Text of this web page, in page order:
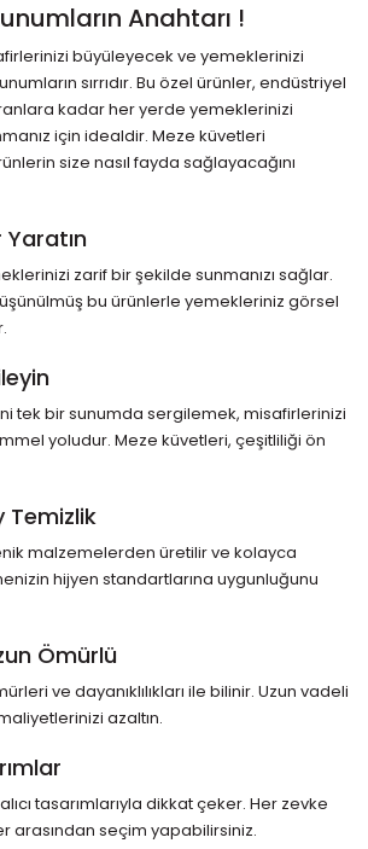
Anahtarı !
büyüleyecek ve yemeklerinizi
sırrıdır. Bu özel ürünler, endüstriyel
kadar her yerde yemeklerinizi
için idealdir. Meze küvetleri
size nasıl fayda sağlayacağını
zarif bir şekilde sunmanızı sağlar.
bu ürünlerle yemekleriniz görsel
tek bir sunumda sergilemek, misafirlerinizi
yoludur. Meze küvetleri, çeşitliliği ön
Temizlik
malzemelerden üretilir ve kolayca
hijyen standartlarına uygunluğunu
Ömürlü
ve dayanıklılıkları ile bilinir. Uzun vadeli
azaltın.
tasarımlarıyla dikkat çeker. Her zevke
arasından seçim yapabilirsiniz.